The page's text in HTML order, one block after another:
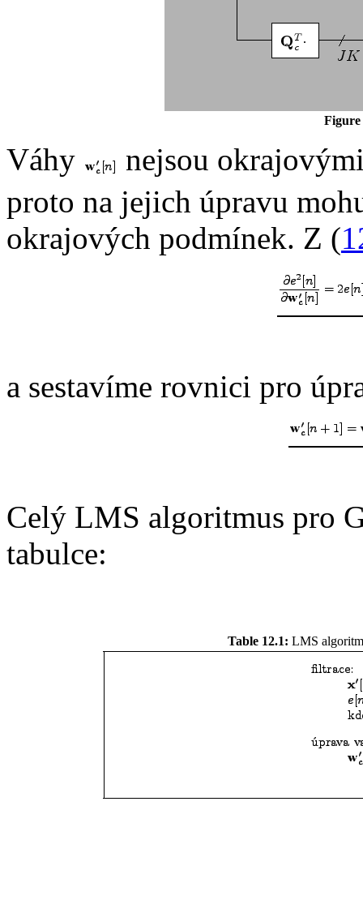
Figure
Váhy
nejsou
proto na jejich úpravu
okrajových podmínek. Z (
a sestavíme rovnici pro
Celý LMS algoritmus pro
tabulce:
Table 12.1: LMS